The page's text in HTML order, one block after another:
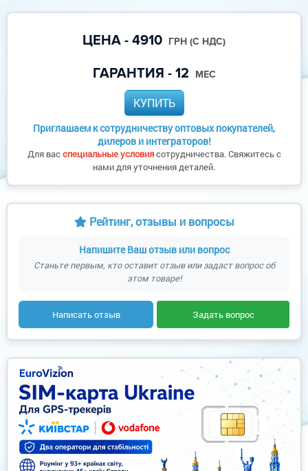
ЦЕНА - 4910 ГРН (С НДС)
ГАРАНТИЯ - 12 МЕС
КУПИТЬ
Приглашаем к сотрудничеству оптовых покупателей,
дилеров и интеграторов!
Для васспециальные условиясотрудничества. Свяжитесь с
нами для уточнения деталей.
Рейтинг, отзывы и вопросы
Напишите Ваш отзыв или вопрос
Станьте первым, кто оставит отзыв или задаст вопрос об
этом товаре!
Написать отзыв Задать вопрос